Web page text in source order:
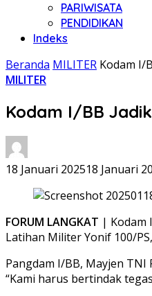
PARIWISATA
PENDIDIKAN
Indeks
Beranda MILITER Kodam I/
MILITER
Kodam I/BB
18 Januari 202518 Januari
FORUM LANGKAT | Kodam
Latihan Militer Yonif 100/
Pangdam I/BB, Mayjen
“Kami harus bertindak